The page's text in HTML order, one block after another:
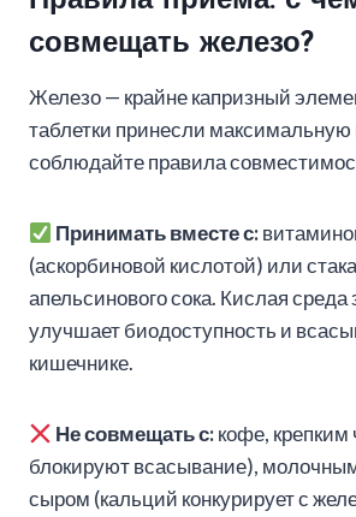
совмещать железо?
Железо — крайне капризный
таблетки принесли максимальную
соблюдайте правила
Принимать вместе с:
(аскорбиновой кислотой) или
апельсинового сока. Кислая среда
улучшает биодоступность и
кишечнике.
Не совмещать с:кофе,
блокируют всасывание),
сыром (кальций конкурирует с